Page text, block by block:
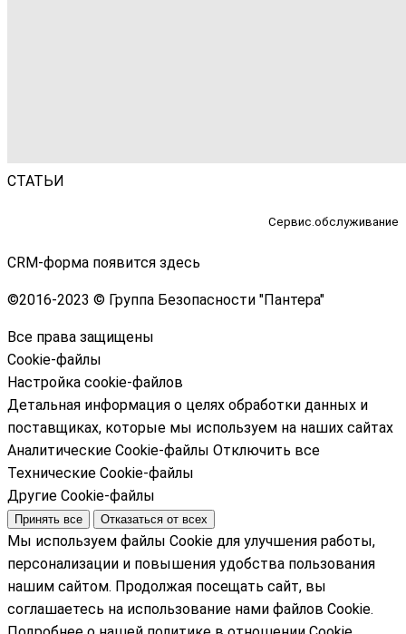
СТАТЬИ
Сервис.обслуживание
CRM-форма появится здесь
©2016-2023 © Группа Безопасности "Пантера"
Все права защищены
Cookie-файлы
Настройка cookie-файлов
Детальная информация о целях обработки данных и
поставщиках, которые мы используем на наших сайтах
Аналитические Cookie-файлы Отключить все
Технические Cookie-файлы
Другие Cookie-файлы
Принять все Отказаться от всех
Мы используем файлы Cookie для улучшения работы,
персонализации и повышения удобства пользования
нашим сайтом. Продолжая посещать сайт, вы
соглашаетесь на использование нами файлов Cookie.